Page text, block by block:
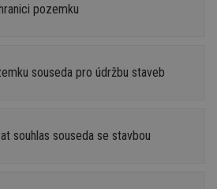
pozemku
souseda pro údržbu staveb
souhlas souseda se stavbou